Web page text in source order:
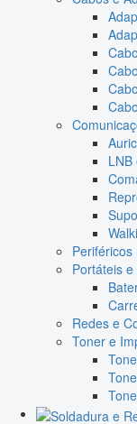
Periféricos
Portáteis
Redes e
Toner e